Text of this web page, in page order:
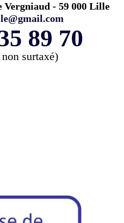
Vergniaud - 59 000 Lille
89 70
surtaxé)